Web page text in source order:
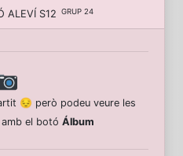
ALEVÍ S12 GRUP 24
😔 però podeu veure les
el botó Álbum